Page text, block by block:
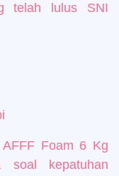
telah lulus SNI
AFFF Foam 6 Kg
soal kepatuhan